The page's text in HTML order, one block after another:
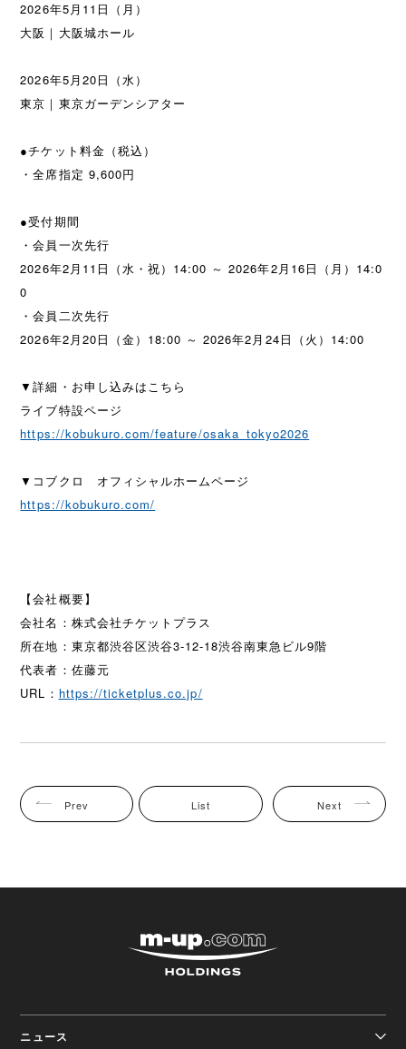
2026年5月11日（月）
大阪｜大阪城ホール
2026年5月20日（水）
東京｜東京ガーデンシアター
●チケット料金（税込）
・全席指定 9,600円
●受付期間
・会員一次先行
2026年2月11日（水・祝）14:00 ～ 2026年2月16日（月）14:0
0
・会員二次先行
2026年2月20日（金）18:00 ～ 2026年2月24日（火）14:00
▼詳細・お申し込みはこちら
ライブ特設ページ
https://kobukuro.com/feature/osaka_tokyo2026
▼コブクロ オフィシャルホームページ
https://kobukuro.com/
【会社概要】
会社名：株式会社チケットプラス
所在地：東京都渋谷区渋谷3-12-18渋谷南東急ビル9階
代表者：佐藤元
URL： https://ticketplus.co.jp/
Prev List Next
ニュース